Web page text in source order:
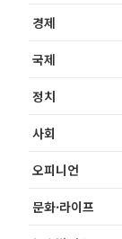
경제
국제
정치
사회
오피니언
문화·라이프